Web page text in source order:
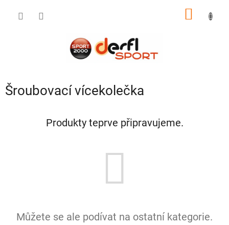
Šroubovací vícekolečka
Produkty teprve připravujeme.
Můžete se ale podívat na ostatní kategorie.